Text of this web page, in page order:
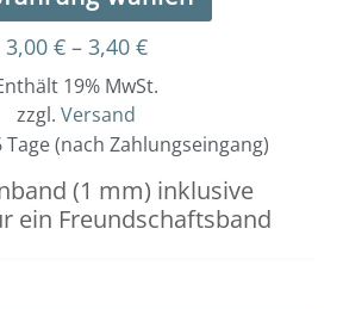
3,00 € – 3,40 €
19% MwSt.
zzgl. Versand
Tage (nach Zahlungseingang)
(1 mm) inklusive
ein Freundschaftsband